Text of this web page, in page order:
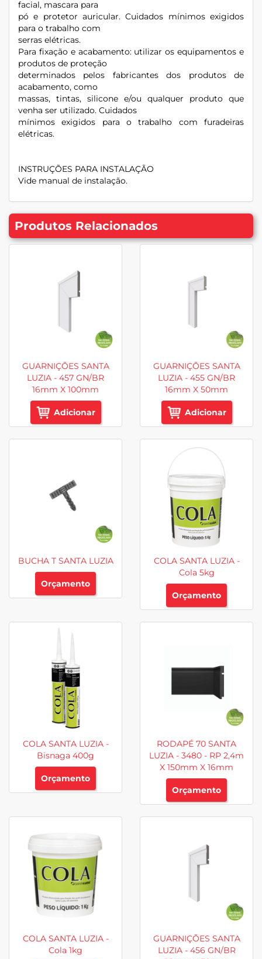
facial, mascara para
pó e protetor auricular. Cuidados mínimos exigidos
para o trabalho com
serras elétricas.
Para fixação e acabamento: utilizar os equipamentos e
produtos de proteção
determinados pelos fabricantes dos produtos de
acabamento, como
massas, tintas, silicone e/ou qualquer produto que
venha ser utilizado. Cuidados
mínimos exigidos para o trabalho com furadeiras
elétricas.
INSTRUÇÕES PARA INSTALAÇÃO
Vide manual de instalação.
Produtos Relacionados
GUARNIÇÕES SANTA
LUZIA - 457 GN/BR
16mm X 100mm
Adicionar
GUARNIÇÕES SANTA
LUZIA - 455 GN/BR
16mm X 50mm
Adicionar
BUCHA T SANTA LUZIA
Orçamento
COLA SANTA LUZIA -
Cola 5kg
Orçamento
COLA SANTA LUZIA -
Bisnaga 400g
Orçamento
RODAPÉ 70 SANTA
LUZIA - 3480 - RP 2,4m
X 150mm X 16mm
Orçamento
COLA SANTA LUZIA -
Cola 1kg
GUARNIÇÕES SANTA
LUZIA - 456 GN/BR